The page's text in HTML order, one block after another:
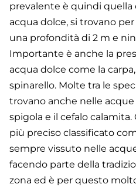
prevalente è quindi quella
acqua dolce, si trovano
una profondità di 2 m e
Importante è anche la
acqua dolce come la
spinarello. Molte tra le
trovano anche nelle
spigola e il cefalo
più preciso classificato
sempre vissuto nelle
facendo parte della
zona ed è per questo